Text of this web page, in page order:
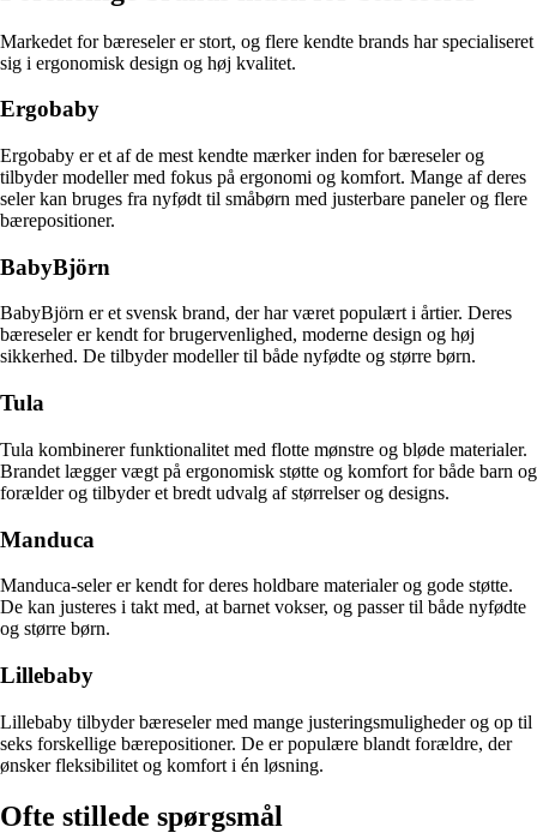
Markedet for bæreseler er stort, og flere kendte brands har specialiseret
sig i ergonomisk design og høj kvalitet.
Ergobaby
Ergobaby er et af de mest kendte mærker inden for bæreseler og
tilbyder modeller med fokus på ergonomi og komfort. Mange af deres
seler kan bruges fra nyfødt til småbørn med justerbare paneler og flere
bærepositioner.
BabyBjörn
BabyBjörn er et svensk brand, der har været populært i årtier. Deres
bæreseler er kendt for brugervenlighed, moderne design og høj
sikkerhed. De tilbyder modeller til både nyfødte og større børn.
Tula
Tula kombinerer funktionalitet med flotte mønstre og bløde materialer.
Brandet lægger vægt på ergonomisk støtte og komfort for både barn og
forælder og tilbyder et bredt udvalg af størrelser og designs.
Manduca
Manduca-seler er kendt for deres holdbare materialer og gode støtte.
De kan justeres i takt med, at barnet vokser, og passer til både nyfødte
og større børn.
Lillebaby
Lillebaby tilbyder bæreseler med mange justeringsmuligheder og op til
seks forskellige bærepositioner. De er populære blandt forældre, der
ønsker fleksibilitet og komfort i én løsning.
Ofte stillede spørgsmål